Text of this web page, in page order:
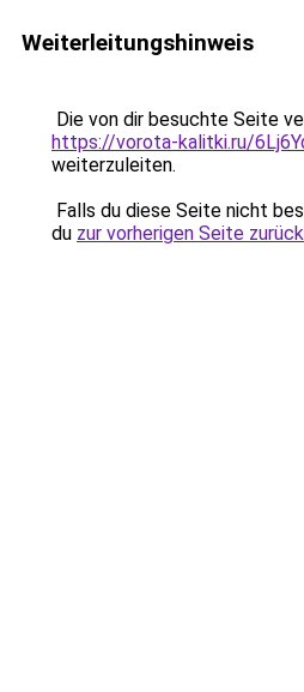
Weiterleitungshinweis
Die von dir besuchte Seite
https://vorota-kalitki.ru/
weiterzuleiten.
Falls du diese Seite nicht
du zur vorherigen Seite